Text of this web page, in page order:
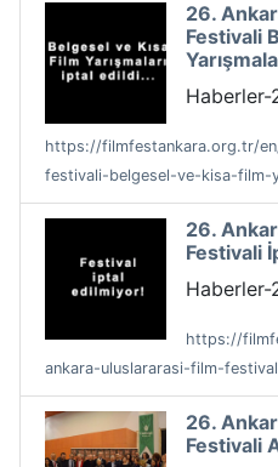
26.
Festivali
Haberler-
https://filmfestankara.org.tr/
festivali-belgesel-ve-kisa-film-
26.
Festivali
Haberler-
https://
ankara-uluslararasi-film-
26.
Festivali